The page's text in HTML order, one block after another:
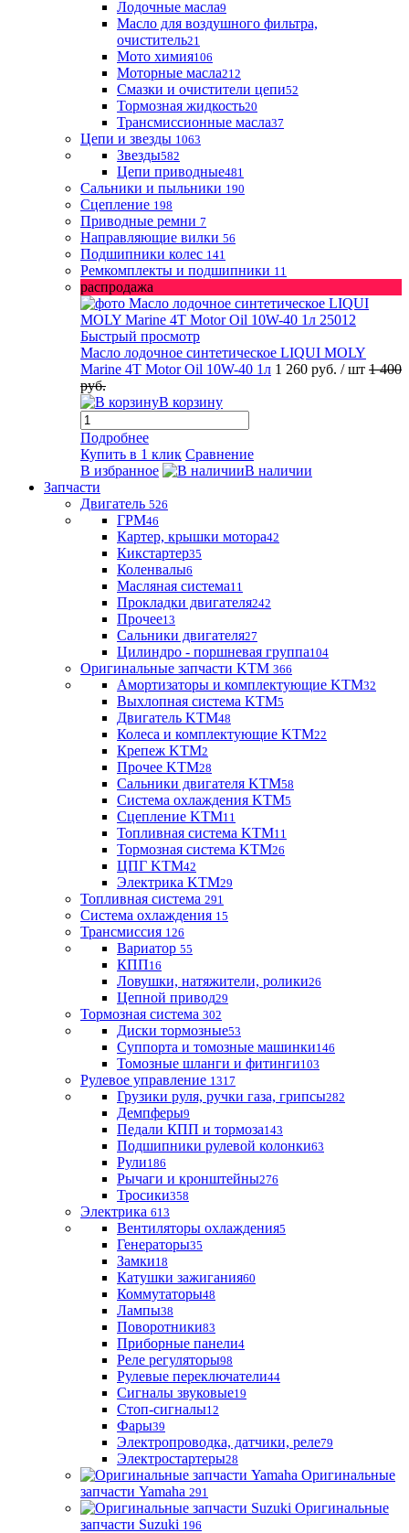
Лодочные масла9
Масло для воздушного фильтра,
очиститель21
Мото химия106
Моторные масла212
Смазки и очистители цепи52
Тормозная жидкость20
Трансмиссионные масла37
Цепи и звезды 1063
Звезды582
Цепи приводные481
Сальники и пыльники 190
Сцепление 198
Приводные ремни 7
Направляющие вилки 56
Подшипники колес 141
Ремкомплекты и подшипники 11
распродажа
Быстрый просмотр
Масло лодочное синтетическое LIQUI MOLY
Marine 4T Motor Oil 10W-40 1л 1 260 руб. / шт 1 400
руб.
В корзину
Подробнее
Купить в 1 клик Сравнение
В избранное
В наличии
Запчасти
Двигатель 526
ГРМ46
Картер, крышки мотора42
Кикстартер35
Коленвалы6
Масляная система11
Прокладки двигателя242
Прочее13
Сальники двигателя27
Цилиндро - поршневая группа104
Оригинальные запчасти KTM 366
Амортизаторы и комплектующие KTM32
Выхлопная система KTM5
Двигатель KTM48
Колеса и комплектующие KTM22
Крепеж KTM2
Прочее KTM28
Сальники двигателя KTM58
Система охлаждения KTM5
Сцепление KTM11
Топливная система KTM11
Тормозная система KTM26
ЦПГ KTM42
Электрика KTM29
Топливная система 291
Система охлаждения 15
Трансмиссия 126
Вариатор 55
КПП16
Ловушки, натяжители, ролики26
Цепной привод29
Тормозная система 302
Диски тормозные53
Суппорта и томозные машинки146
Томозные шланги и фитинги103
Рулевое управление 1317
Грузики руля, ручки газа, грипсы282
Демпферы9
Педали КПП и тормоза143
Подшипники рулевой колонки63
Рули186
Рычаги и кронштейны276
Тросики358
Электрика 613
Вентиляторы охлаждения5
Генераторы35
Замки18
Катушки зажигания60
Коммутаторы48
Лампы38
Поворотники83
Приборные панели4
Реле регуляторы98
Рулевые переключатели44
Сигналы звуковые19
Стоп-сигналы12
Фары39
Электропроводка, датчики, реле79
Электростартеры28
Оригинальные
запчасти Yamaha 291
Оригинальные
запчасти Suzuki 196